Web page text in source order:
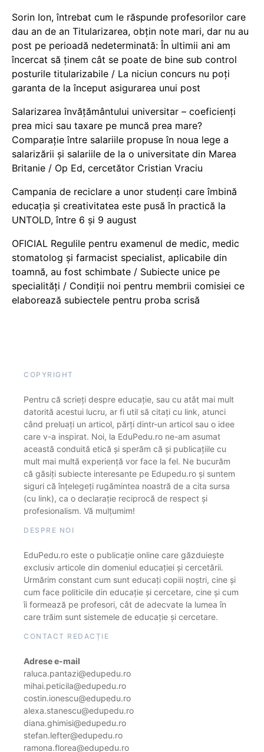
Sorin Ion, întrebat cum le răspunde profesorilor care
dau an de an Titularizarea, obțin note mari, dar nu au
post pe perioadă nedeterminată: În ultimii ani am
încercat să ținem cât se poate de bine sub control
posturile titularizabile / La niciun concurs nu poți
garanta de la început asigurarea unui post
Salarizarea învățământului universitar – coeficienți
prea mici sau taxare pe muncă prea mare?
Comparație între salariile propuse în noua lege a
salarizării și salariile de la o universitate din Marea
Britanie / Op Ed, cercetător Cristian Vraciu
Campania de reciclare a unor studenți care îmbină
educația și creativitatea este pusă în practică la
UNTOLD, între 6 și 9 august
OFICIAL Regulile pentru examenul de medic, medic
stomatolog și farmacist specialist, aplicabile din
toamnă, au fost schimbate / Subiecte unice pe
specialități / Condiții noi pentru membrii comisiei ce
elaborează subiectele pentru proba scrisă
COPYRIGHT
Pentru că scrieți despre educație, sau cu atât mai mult
datorită acestui lucru, ar fi util să citați cu link, atunci
când preluați un articol, părți dintr-un articol sau o idee
care v-a inspirat. Noi, la EduPedu.ro ne-am asumat
această conduită etică și sperăm că și publicațiile cu
mult mai multă experiență vor face la fel. Ne bucurăm
că găsiți subiecte interesante pe Edupedu.ro și suntem
siguri că înțelegeți rugămintea noastră de a cita sursa
(cu link), ca o declarație reciprocă de respect și
profesionalism. Vă mulțumim!
DESPRE NOI
EduPedu.ro este o publicație online care găzduiește
exclusiv articole din domeniul educației și cercetării.
Urmărim constant cum sunt educați copiii noștri, cine și
cum face politicile din educație și cercetare, cine și cum
îi formează pe profesori, cât de adecvate la lumea în
care trăim sunt sistemele de educație și cercetare.
CONTACT REDACȚIE
Adrese e-mail
raluca.pantazi@edupedu.ro
mihai.peticila@edupedu.ro
costin.ionescu@edupedu.ro
alexa.stanescu@edupedu.ro
diana.ghimisi@edupedu.ro
stefan.lefter@edupedu.ro
ramona.florea@edupedu.ro